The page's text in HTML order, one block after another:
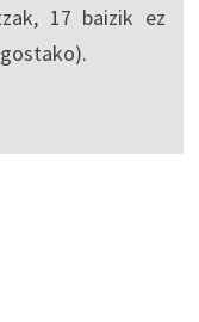
17 baizik ez